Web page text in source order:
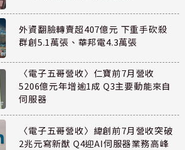
外資翻臉轉賣超407億元 下重手砍殺
群創5.1萬張、華邦電4.3萬張
〈電子五哥營收〉仁寶前7月營收
5206億元年增逾1成 Q3主要動能來自
伺服器
〈電子五哥營收〉緯創前7月營收突破
2兆元寫新猷 Q4迎AI伺服器業務高峰